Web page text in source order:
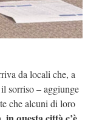
da locali che, a
sorriso – aggiunge
che alcuni di loro